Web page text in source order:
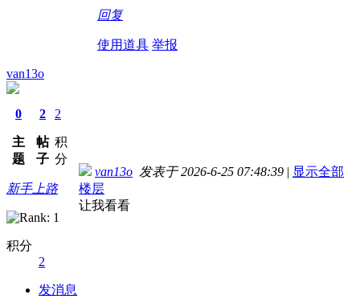
回复
使用道具 举报
van13o
0
主
题
2
帖
子
2
积
分
新手上路
积分
2
发消息
van13o 发表于 2026-6-25 07:48:39 | 显示全部
楼层
让我看看